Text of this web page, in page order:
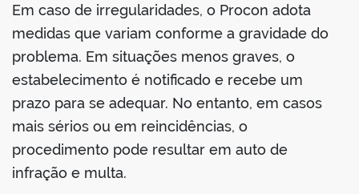
Em caso de irregularidades, o Procon adota
medidas que variam conforme a gravidade do
problema. Em situações menos graves, o
estabelecimento é notificado e recebe um
prazo para se adequar. No entanto, em casos
mais sérios ou em reincidências, o
procedimento pode resultar em auto de
infração e multa.